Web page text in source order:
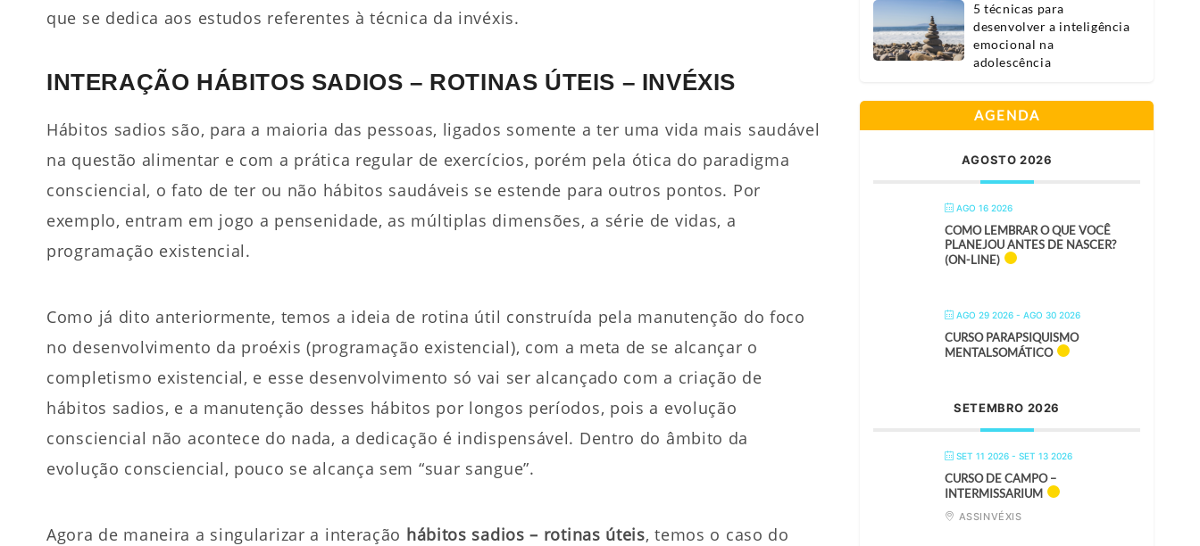
que se dedica aos estudos referentes à técnica da invéxis.
INTERAÇÃO HÁBITOS SADIOS – ROTINAS ÚTEIS – INVÉXIS
Hábitos sadios são, para a maioria das pessoas, ligados somente a ter uma vida mais saudável
na questão alimentar e com a prática regular de exercícios, porém pela ótica do paradigma
consciencial, o fato de ter ou não hábitos saudáveis se estende para outros pontos. Por
exemplo, entram em jogo a pensenidade, as múltiplas dimensões, a série de vidas, a
programação existencial.
Como já dito anteriormente, temos a ideia de rotina útil construída pela manutenção do foco
no desenvolvimento da proéxis (programação existencial), com a meta de se alcançar o
completismo existencial, e esse desenvolvimento só vai ser alcançado com a criação de
hábitos sadios, e a manutenção desses hábitos por longos períodos, pois a evolução
consciencial não acontece do nada, a dedicação é indispensável. Dentro do âmbito da
evolução consciencial, pouco se alcança sem “suar sangue”.
Agora de maneira a singularizar a interação hábitos sadios – rotinas úteis, temos o caso do
5 técnicas para
desenvolver a inteligência
emocional na
adolescência
AGENDA
AGOSTO 2026
AGO 16 2026
COMO LEMBRAR O QUE VOCÊ
PLANEJOU ANTES DE NASCER?
(ON-LINE)
AGO 29 2026 - AGO 30 2026
CURSO PARAPSIQUISMO
MENTALSOMÁTICO
SETEMBRO 2026
SET 11 2026 - SET 13 2026
CURSO DE CAMPO –
INTERMISSARIUM
ASSINVÉXIS